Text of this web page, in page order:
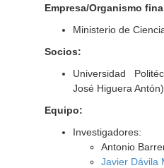
Empresa/Organismo
Ministerio de
Socios:
Universidad
José Higuera Antón)
Equipo:
Investigadores:
Antonio
Javier Dávila